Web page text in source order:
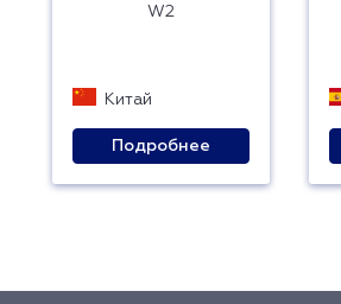
W2
Китай
Подробнее